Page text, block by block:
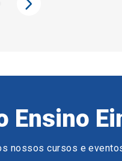
Ensino
nossos cursos e